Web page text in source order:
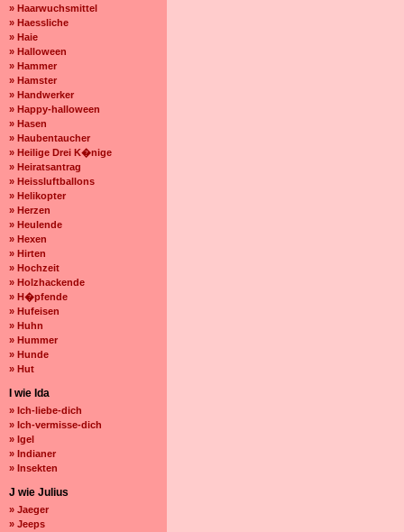
» Haarwuchsmittel
» Haessliche
» Haie
» Halloween
» Hammer
» Hamster
» Handwerker
» Happy-halloween
» Hasen
» Haubentaucher
» Heilige Drei K�nige
» Heiratsantrag
» Heissluftballons
» Helikopter
» Herzen
» Heulende
» Hexen
» Hirten
» Hochzeit
» Holzhackende
» H�pfende
» Hufeisen
» Huhn
» Hummer
» Hunde
» Hut
I wie Ida
» Ich-liebe-dich
» Ich-vermisse-dich
» Igel
» Indianer
» Insekten
J wie Julius
» Jaeger
» Jeeps